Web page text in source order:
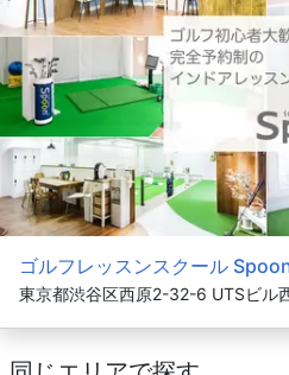
ゴルフレッスンスクール
東京都渋谷区西原2-32-6 UTSビル